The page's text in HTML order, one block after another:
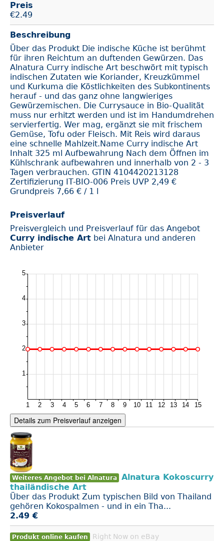
Preis
€2.49
Beschreibung
Über das Produkt Die indische Küche ist berühmt
für ihren Reichtum an duftenden Gewürzen. Das
Alnatura Curry indische Art beschwört mit typisch
indischen Zutaten wie Koriander, Kreuzkümmel
und Kurkuma die Köstlichkeiten des Subkontinents
herauf - und das ganz ohne langwieriges
Gewürzemischen. Die Currysauce in Bio-Qualität
muss nur erhitzt werden und ist im Handumdrehen
servierfertig. Wer mag, ergänzt sie mit frischem
Gemüse, Tofu oder Fleisch. Mit Reis wird daraus
eine schnelle Mahlzeit.Name Curry indische Art
Inhalt 325 ml Aufbewahrung Nach dem Öffnen im
Kühlschrank aufbewahren und innerhalb von 2 - 3
Tagen verbrauchen. GTIN 4104420213128
Zertifizierung IT-BIO-006 Preis UVP 2,49 €
Grundpreis 7,66 € / 1 l
Preisverlauf
Preisvergleich und Preisverlauf für das Angebot
Curry indische Art bei Alnatura und anderen
Anbieter
Details zum Preisverlauf anzeigen
Weiteres Angebot bei Alnatura
Alnatura Kokoscurry
thailändische Art
Über das Produkt Zum typischen Bild von Thailand
gehören Kokospalmen - und in ein Tha...
2.49 €
Produkt online kaufen Right Now on eBay